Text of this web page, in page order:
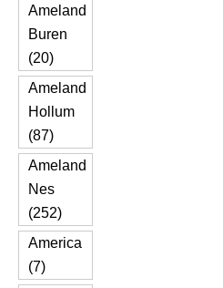
Ameland
Buren
(20)
Ameland
Hollum
(87)
Ameland
Nes
(252)
America
(7)